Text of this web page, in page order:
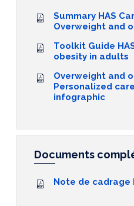
Summary HAS
Overweight and
Toolkit Guide
obesity in adults
Overweight and
Personalized
infographic
Documents
Note de cadrage